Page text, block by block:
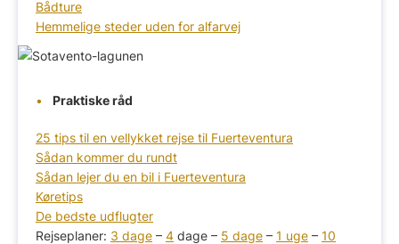
Bådture
Hemmelige steder uden for alfarvej
Praktiske råd
25 tips til en vellykket rejse til Fuerteventura
Sådan kommer du rundt
Sådan lejer du en bil i Fuerteventura
Køretips
De bedste udflugter
Rejseplaner: 3 dage – 4 dage – 5 dage – 1 uge – 10